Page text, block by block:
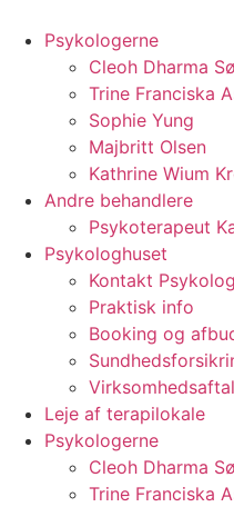
Psykologerne
Cleoh Dharma
Trine Franciska
Sophie Yung
Majbritt Olsen
Kathrine Wium
Andre behandlere
Psykoterapeut
Psykologhuset
Kontakt
Praktisk info
Booking og
Leje af terapilokale
Psykologerne
Cleoh Dharma
Trine Franciska